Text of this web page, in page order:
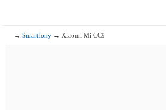
→Smartfony → Xiaomi Mi CC9